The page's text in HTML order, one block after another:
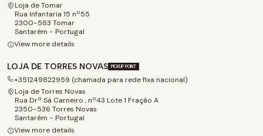
Loja de Tomar
Rua Infantaria 15 nº55
2300-583 Tomar
Santarém - Portugal
View more details
LOJA DE TORRES NOVAS PICKUP POINT
+351249822959 (chamada para rede fixa nacional)
Loja de Torres Novas
Rua Drº Sá Carneiro , nº43 Lote 1 Fração A
2350-536 Torres Novas
Santarém - Portugal
View more details